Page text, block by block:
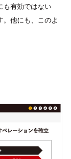
も有効ではない
他にも、このよ